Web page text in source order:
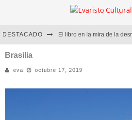
DESTACADO
Diego Meret | Hotel Acapulco
Brasilia
eva octubre 17, 2019